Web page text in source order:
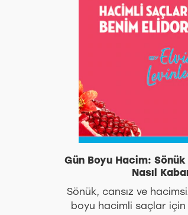
Gün Boyu Hacim:
Nasıl
Sönük, cansız ve
boyu hacimli saçlar için